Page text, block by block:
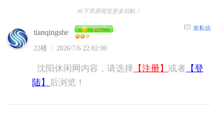
向下滑屏阅览更多回帖！
tianqingshe
22楼 2026/7/6 22:02:00
发私信
沈阳休闲网内容，请选择 【注册】 或者 【登
陆】
后浏览！